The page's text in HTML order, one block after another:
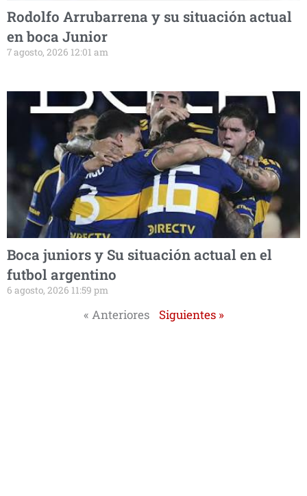
Rodolfo Arrubarrena y su situación actual
en boca Junior
7 agosto, 2026 12:01 am
Boca juniors y Su situación actual en el
futbol argentino
6 agosto, 2026 11:59 pm
« Anteriores Siguientes »